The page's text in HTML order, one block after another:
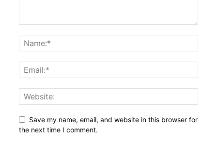
Save my name, email, and website in this browser for
the next time I comment.